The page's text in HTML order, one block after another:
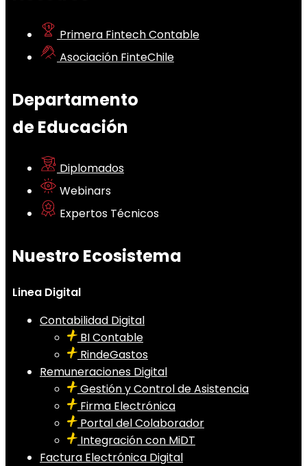
Primera Fintech Contable
Asociación FinteChile
Departamento
de Educación
Diplomados
Webinars
Expertos Técnicos
Nuestro Ecosistema
Linea Digital
Contabilidad Digital
BI Contable
RindeGastos
Remuneraciones Digital
Gestión y Control de Asistencia
Firma Electrónica
Portal del Colaborador
Integración con MiDT
Factura Electrónica Digital